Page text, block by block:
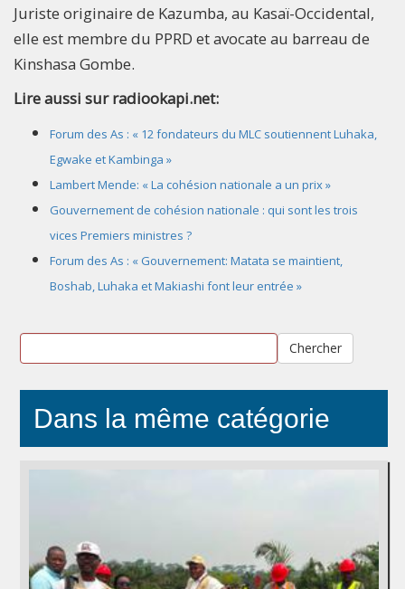
Juriste originaire de Kazumba, au Kasaï-Occidental,
elle est membre du PPRD et avocate au barreau de
Kinshasa Gombe.​
Lire aussi sur radiookapi.net:
Forum des As : « 12 fondateurs du MLC soutiennent Luhaka,
Egwake et Kambinga »
Lambert Mende: « La cohésion nationale a un prix »
Gouvernement de cohésion nationale : qui sont les trois
vices Premiers ministres ?
Forum des As : « Gouvernement: Matata se maintient,
Boshab, Luhaka et Makiashi font leur entrée »
Chercher
Dans la même catégorie